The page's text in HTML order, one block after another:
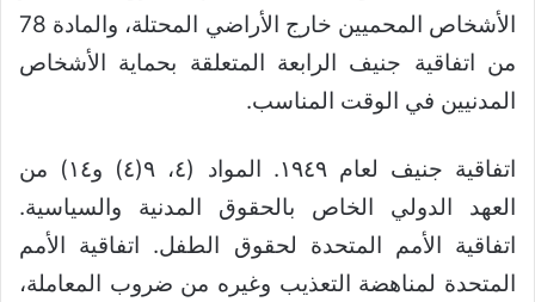
الأشخاص المحميين خارج الأراضي المحتلة، والمادة 78
من اتفاقية جنيف الرابعة المتعلقة بحماية الأشخاص
المدنيين في الوقت المناسب.
اتفاقية جنيف لعام ١٩٤٩. المواد (٤، ٩(٤) و١٤) من
العهد الدولي الخاص بالحقوق المدنية والسياسية.
اتفاقية الأمم المتحدة لحقوق الطفل. اتفاقية الأمم
المتحدة لمناهضة التعذيب وغيره من ضروب المعاملة،